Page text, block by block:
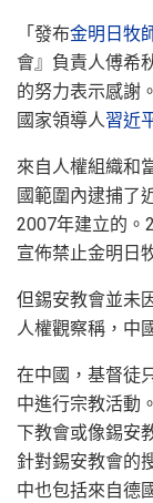
「發布金明日牧
會』負責人傅希
的努力表示感謝
國家領導人習近
來自人權組織和
國範圍內逮捕了
2007年建立的。
宣佈禁止金明日
但錫安教會並未
人權觀察稱，中
在中國，基督徒
中進行宗教活動
下教會或像錫安
針對錫安教會的
中也包括來自德